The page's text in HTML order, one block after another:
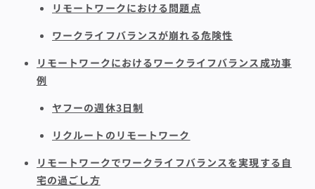
リモートワークにおける問題点
ワークライフバランスが崩れる危険性
リモートワークにおけるワークライフバランス成功事
例
ヤフーの週休3日制
リクルートのリモートワーク
リモートワークでワークライフバランスを実現する自
宅の過ごし方